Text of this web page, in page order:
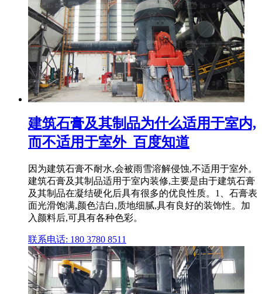
建筑石膏及其制品为什么适用于室内,
而不适用于室外_百度知道
因为建筑石膏不耐水,会被雨雪溶解侵蚀,不适用于室外。
建筑石膏及其制品适用于室内装修,主要是由于建筑石膏
及其制品在凝结硬化后具有很多的优良性质。1、石膏表
面光滑饱满,颜色洁白,质地细腻,具有良好的装饰性。加
入颜料后,可具有各种色彩。
联系电话: 180 3780 8511